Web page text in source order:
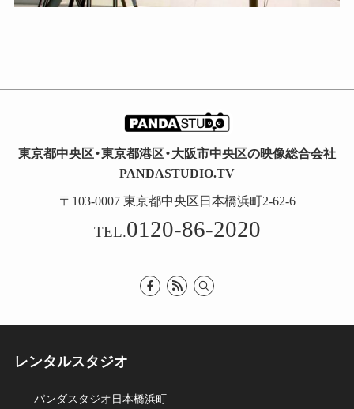
東京都中央区・東京都港区・大阪市中央区の映像総合会社
PANDASTUDIO.TV
〒103-0007 東京都中央区日本橋浜町2-62-6
TEL.0120-86-2020
レンタルスタジオ
パンダスタジオ日本橋浜町